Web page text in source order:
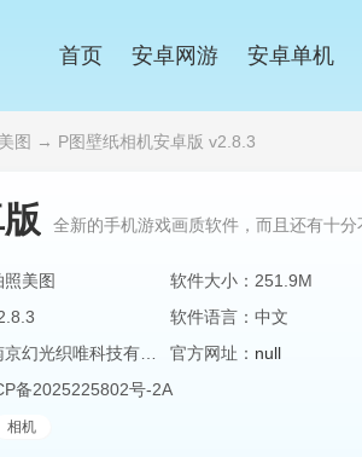
首页 安卓网游 安卓单机
图 → P图壁纸相机安卓版 v2.8.3
全新的手机游戏画质软件，而且还有十
美图 软件大小：251.9M
软件语言：中文
官方网址： null
备2025225802号-2A
相机